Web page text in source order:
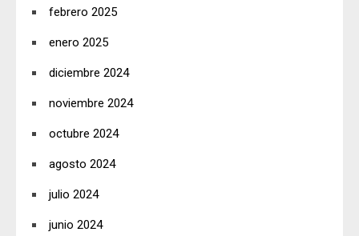
febrero 2025
enero 2025
diciembre 2024
noviembre 2024
octubre 2024
agosto 2024
julio 2024
junio 2024